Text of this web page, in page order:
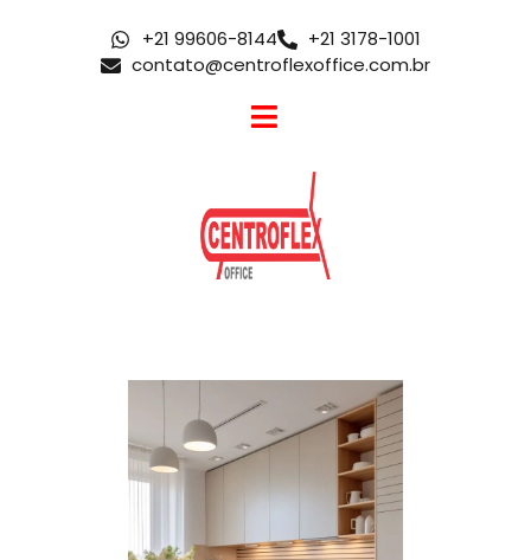
+21 99606-8144
+21 3178-1001
contato@centroflexoffice.com.br